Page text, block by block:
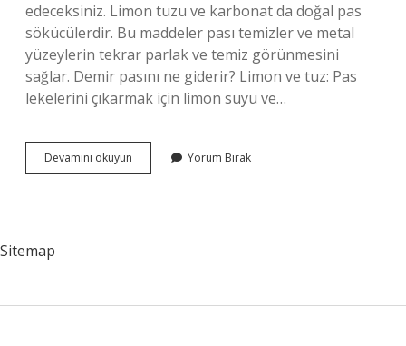
edeceksiniz. Limon tuzu ve karbonat da doğal pas
sökücülerdir. Bu maddeler pası temizler ve metal
yüzeylerin tekrar parlak ve temiz görünmesini
sağlar. Demir pasını ne giderir? Limon ve tuz: Pas
lekelerini çıkarmak için limon suyu ve…
Devamını okuyun
Nasıl
Yorum Bırak
Sitemap